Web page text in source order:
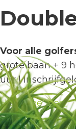
Voor alle
grote baan + 9
uur |
HGC Doe Mee!